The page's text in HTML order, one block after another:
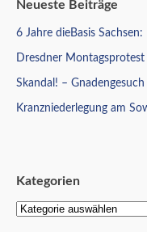
Neueste Beiträge
6 Jahre dieBasis
Dresdner Montagsprotest
Skandal! –
Kranzniederlegung am
Kategorien